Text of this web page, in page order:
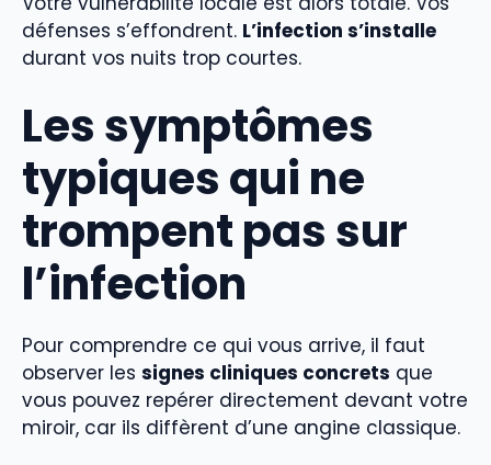
défenses s’effondrent. L’infection s’installe
durant vos nuits trop courtes.
Les symptômes
typiques qui ne
trompent pas sur
l’infection
Pour comprendre ce qui vous arrive, il faut
observer les signes cliniques concrets que
vous pouvez repérer directement devant votre
miroir, car ils diffèrent d’une angine classique.